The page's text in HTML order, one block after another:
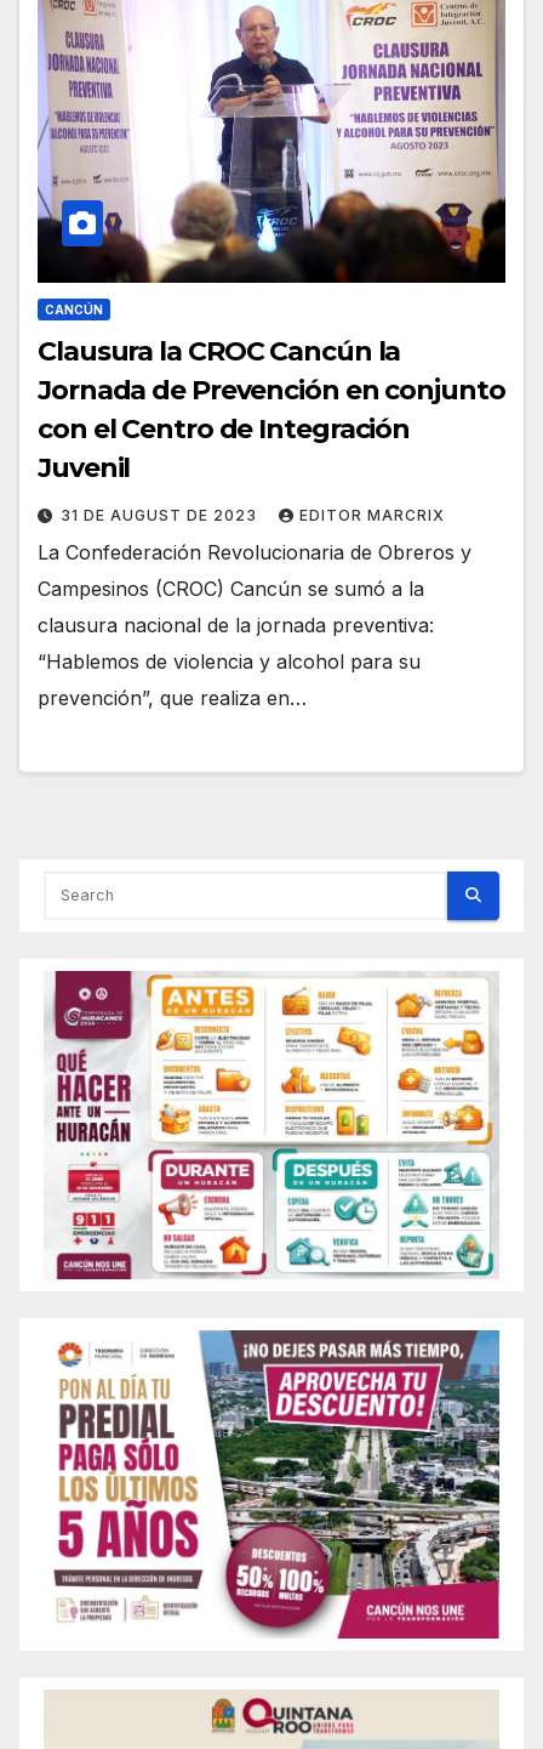
CANCÚN
Clausura la CROC Cancún la
Jornada de Prevención en conjunto
con el Centro de Integración
Juvenil
31 DE AUGUST DE 2023 EDITOR MARCRIX
La Confederación Revolucionaria de Obreros y
Campesinos (CROC) Cancún se sumó a la
clausura nacional de la jornada preventiva:
“Hablemos de violencia y alcohol para su
prevención”, que realiza en…